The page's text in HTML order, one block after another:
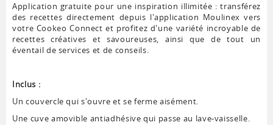
Application gratuite pour une inspiration illimitée : transférez
des recettes directement depuis l'application Moulinex vers
votre Cookeo Connect et profitez d'une variété incroyable de
recettes créatives et savoureuses, ainsi que de tout un
éventail de services et de conseils.
Inclus :
Un couvercle qui s'ouvre et se ferme aisément.
Une cuve amovible antiadhésive qui passe au lave-vaisselle.